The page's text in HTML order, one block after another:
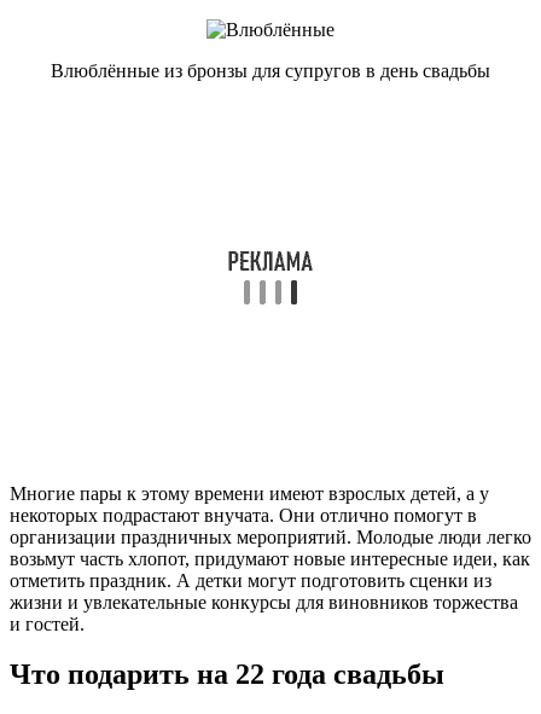
Влюблённые из бронзы для супругов в день свадьбы
Многие пары к этому времени имеют взрослых детей, а у
некоторых подрастают внучата. Они отлично помогут в
организации праздничных мероприятий. Молодые люди легко
возьмут часть хлопот, придумают новые интересные идеи, как
отметить праздник. А детки могут подготовить сценки из
жизни и увлекательные конкурсы для виновников торжества
и гостей.
Что подарить на 22 года свадьбы